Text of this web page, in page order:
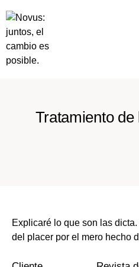
Tratamiento de
Explicaré lo que son las
del placer por el mero hecho